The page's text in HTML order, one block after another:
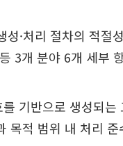
·처리 절차의 적절
3개 분야 6개 세부
기반으로 생성되
목적 범위 내 처리